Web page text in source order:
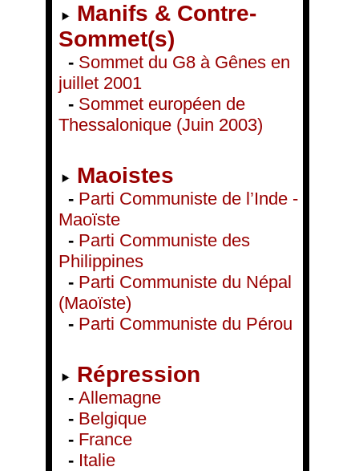
Manifs & Contre-
Sommet(s)
- Sommet du G8 à Gênes en
juillet 2001
- Sommet européen de
Thessalonique (Juin 2003)
Maoistes
- Parti Communiste de l’Inde -
Maoïste
- Parti Communiste des
Philippines
- Parti Communiste du Népal
(Maoïste)
- Parti Communiste du Pérou
Répression
- Allemagne
- Belgique
- France
- Italie